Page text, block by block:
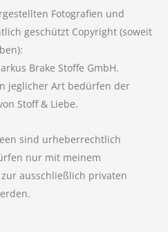
Fotografien und
geschützt Copyright (soweit
Brake Stoffe GmbH.
jeglicher Art bedürfen der
Stoff & Liebe.
sind urheberrechtlich
nur mit meinem
ausschließlich privaten